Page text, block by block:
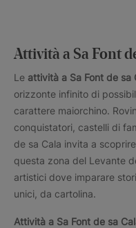
Attività a Sa Font
Le attività a Sa Font de sa
orizzonte infinito di
carattere maiorchino.
conquistatori, castelli di
de sa Cala invita a
questa zona del Levante
artistici dove imparare
unici, da cartolina.
Attività a Sa Font de sa